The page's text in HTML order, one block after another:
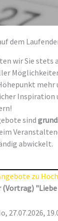
dem
wir Sie stets
mehr
Inspiration
sind
abwickelt.
zu
(Vortrag)
27.07.2026,